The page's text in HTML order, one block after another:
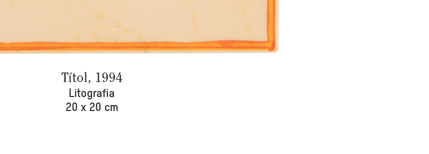
Títol, 1994
Litografia
20 x 20 cm